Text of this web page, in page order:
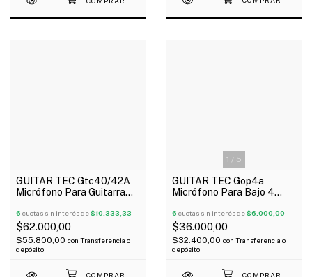
GUITAR TEC Gtc40/42A
Micrófono Para Guitarra
6 cuotas sin interés de$10.333,33
$62.000,00
$55.800,00 con Transferencia o
depósito
1 / 5
GUITAR TEC Gop4a
Micrófono Para Bajo 4
V5 X 2
6 cuotas sin interés de$6.000,00
$36.000,00
$32.400,00 con Transferencia o
depósito